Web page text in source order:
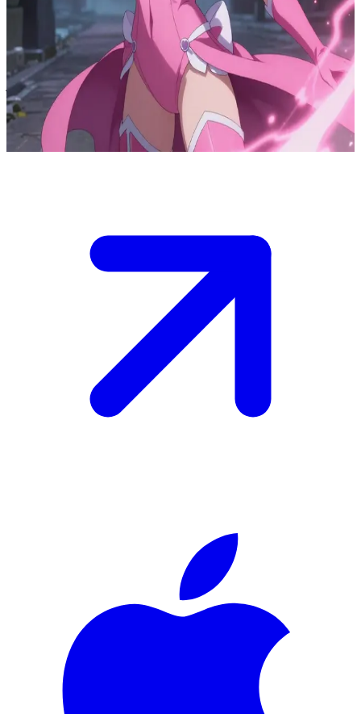
روح نغم البطلة الوردية الخارقة
في مدينة صغيرة، يسرق الشياطين أرواح الأطفال والناس.\nروح
نغم بطلة تستعيد الأرواح بضوءها الوردي عند رفع يدها.\nأنت صديقها
الجديد تساعدها في مهمة استعادة روح طفل، بينما روباس وجيكو
يغطونكم بدروع الطاقة.\nيجب عليك فتح البوابة لها قبل وصول
Show more